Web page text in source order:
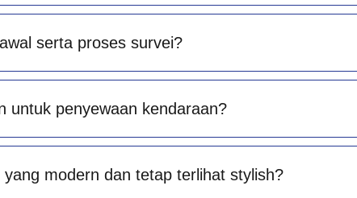
serta proses survei?
untuk penyewaan kendaraan?
modern dan tetap terlihat stylish?